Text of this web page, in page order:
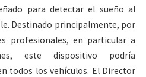
para detectar el sueño al
Destinado principalmente, por
profesionales, en particular a
este dispositivo podría
todos los vehículos. El Director